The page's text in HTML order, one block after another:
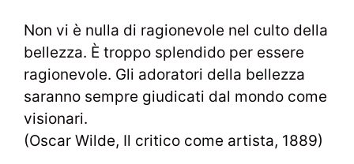
Non vi è nulla di ragionevole nel culto della
bellezza. È troppo splendido per essere
ragionevole. Gli adoratori della bellezza
saranno sempre giudicati dal mondo come
visionari.
(Oscar Wilde, Il critico come artista, 1889)